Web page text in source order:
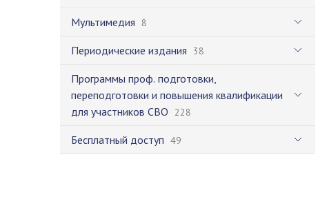
Мультимедия 8
Периодические издания 38
Программы проф. подготовки,
переподготовки и повышения квалификации
для участников СВО 228
Бесплатный доступ 49